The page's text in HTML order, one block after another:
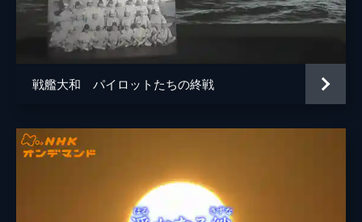
戦艦大和 パイロットたちの終戦